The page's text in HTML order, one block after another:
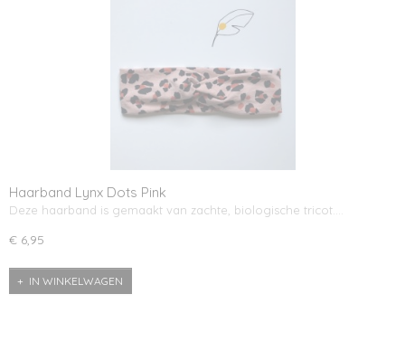
Haarband Lynx Dots Pink
Deze haarband is gemaakt van zachte, biologische tricot.…
€ 6,95
IN WINKELWAGEN